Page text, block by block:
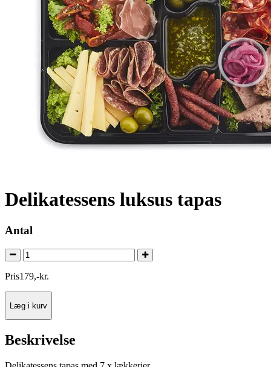
Delikatessens luksus tapas
Antal
Pris179,-kr.
Læg i kurv
Beskrivelse